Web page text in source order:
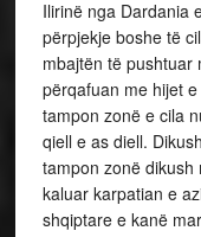
Ilirinë nga Dardania
përpjekje boshe të
mbajtën të pushtuar
përqafuan me hijet
tampon zonë e cila
qiell e as diell.
tampon zonë
kaluar karpatian e
shqiptare e kanë